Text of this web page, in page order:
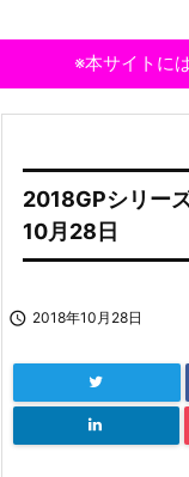
※本サイトに
2018GPシリー
10月28日
 2018年10月28日